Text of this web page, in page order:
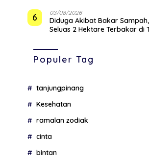
6 03/08/2026
Diduga Akibat Bakar
Seluas 2 Hektare Terbakar di
Populer Tag
tanjungpinang
Kesehatan
ramalan zodiak
cinta
bintan